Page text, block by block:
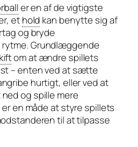
er en af de vigtigste
ethold kan benytte sig af
og bryde
Grundlæggende
om at ændre spillets
– enten ved at sætte
hurtigt, eller ved at
og spille mere
en måde at styre spillets
til at tilpasse